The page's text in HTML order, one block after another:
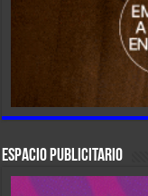
ESPACIO PUBLICITARIO